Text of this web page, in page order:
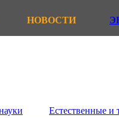
НОВОСТИ
Естественные и